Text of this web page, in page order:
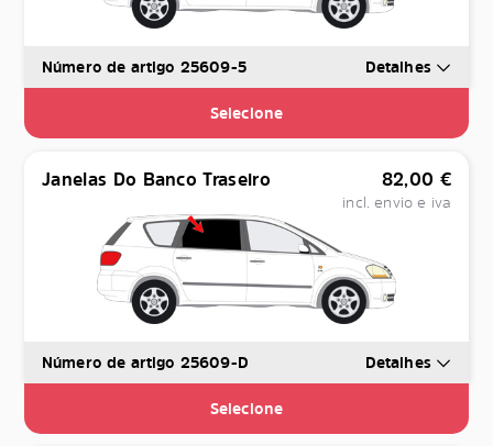
Número de artigo 25609-5 Detalhes
Selecione
Janelas Do Banco Traseiro 82,00 €
incl. envio e iva
Número de artigo 25609-D Detalhes
Selecione